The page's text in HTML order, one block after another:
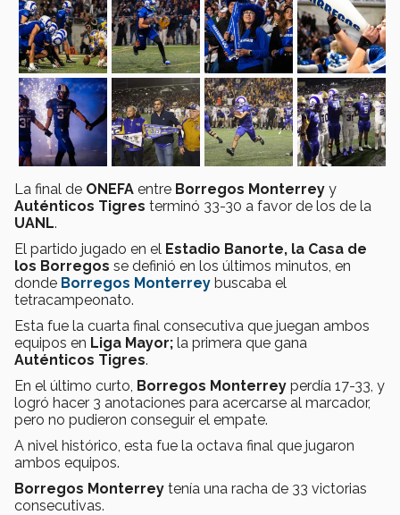
La final de ONEFA entre Borregos Monterrey y
Auténticos Tigres terminó 33-30 a favor de los de la
UANL.
El partido jugado en el Estadio Banorte, la Casa de
los Borregos se definió en los últimos minutos, en
donde Borregos Monterrey buscaba el
tetracampeonato.
Esta fue la cuarta final consecutiva que juegan ambos
equipos en Liga Mayor; la primera que gana
Auténticos Tigres.
En el último curto, Borregos Monterrey perdía 17-33, y
logró hacer 3 anotaciones para acercarse al marcador,
pero no pudieron conseguir el empate.
A nivel histórico, esta fue la octava final que jugaron
ambos equipos.
Borregos Monterrey tenía una racha de 33 victorias
consecutivas.